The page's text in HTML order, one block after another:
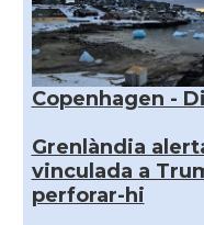
Copenhagen -
Grenlàndia
vinculada a
perforar-hi